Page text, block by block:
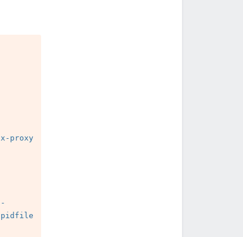
proxy
--pidfile